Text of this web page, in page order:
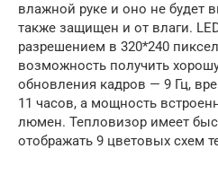
влажной руке и оно не будет
также защищен и от влаги.
разрешением в 320*240
возможность получить
обновления кадров — 9 Гц,
11 часов, а мощность
люмен. Тепловизор имеет
отображать 9 цветовых схем